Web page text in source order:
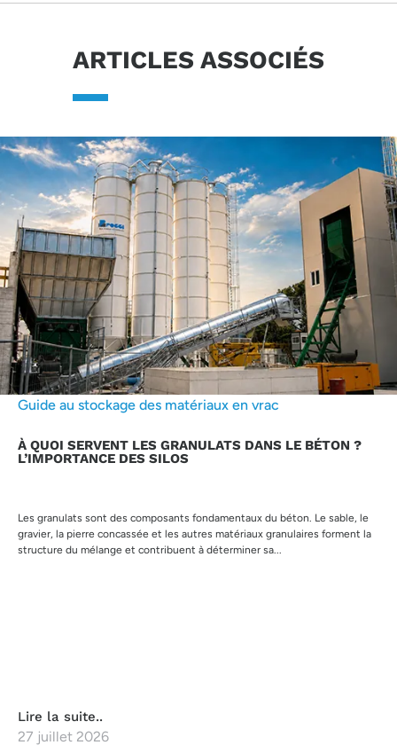
ARTICLES ASSOCIÉS
Guide au stockage des matériaux en vrac
À QUOI SERVENT LES GRANULATS DANS LE BÉTON ?
L’IMPORTANCE DES SILOS
Les granulats sont des composants fondamentaux du béton. Le sable, le
gravier, la pierre concassée et les autres matériaux granulaires forment la
structure du mélange et contribuent à déterminer sa...
Lire la suite..
27 juillet 2026